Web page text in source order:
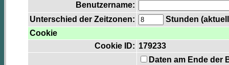
Benutzername:
Unterschied der Zeitzonen:
Stunden
Cookie
Cookie ID: 179233
Daten am Ende der